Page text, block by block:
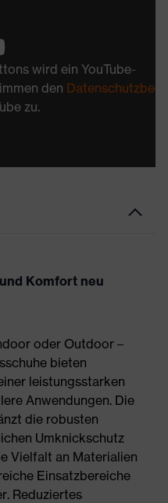
wird ein YouTube-
den
zu.
Komfort neu
oder Outdoor –
bieten
leistungsstarken
Anwendungen. Die
die robusten
Umknickschutz
Vielfalt an Materialien
Einsatzbereiche
Reduziertes